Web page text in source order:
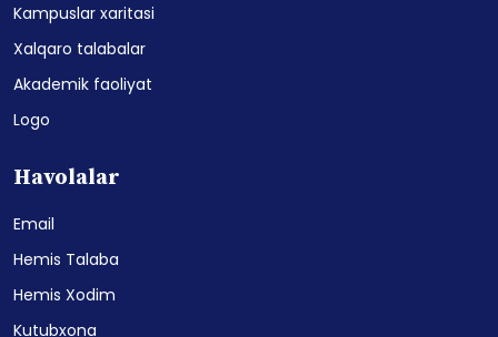
Kampuslar xaritasi
Xalqaro talabalar
Akademik faoliyat
Logo
Havolalar
Email
Hemis Talaba
Hemis Xodim
Kutubxona